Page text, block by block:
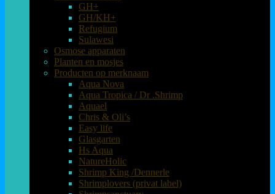
GH+
GH/KH+
Refugium
Sulawesi
Osmose apparaten
Planten en mosjes
Producten op merknaam
Aqua Nova
Aqua Tropica / Dr .Shrimp
Aquael
Chris & Oli’s
Easy life
Glasgarten
Hs Aqua
NatureHolic
Shrimp King /Dennerle
Shrimplovers (privat label)